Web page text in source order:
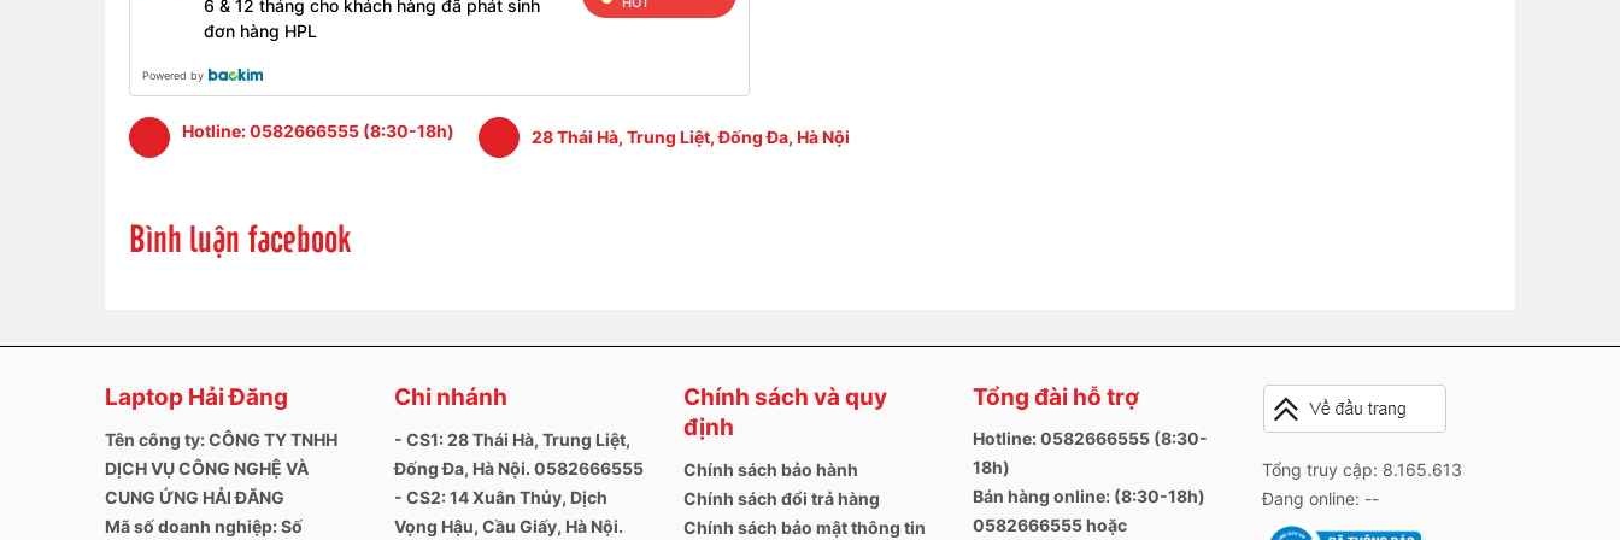
- Thời hạn bảo hành 6 tháng
- Trường hợp không nhận bảo hành: pin không còn nguyên vẹn, bị dính nước, không có hoặc rách tem bảo hành.
6 & 12 tháng cho khách hàng đã phát sinh
đơn hàng HPL
Powered by
Hotline:0582666555 (8:30-18h) 28 Thái Hà, Trung Liệt, Đống Đa, Hà Nội
Bình luận facebook
Laptop Hải Đăng
Tên công ty: CÔNG TY TNHH
DỊCH VỤ CÔNG NGHỆ VÀ
CUNG ỨNG HẢI ĐĂNG
Mã số doanh nghiệp: Số
Chi nhánh
- CS1: 28 Thái Hà, Trung Liệt,
Đống Đa, Hà Nội. 0582666555
- CS2: 14 Xuân Thủy, Dịch
Vọng Hậu, Cầu Giấy, Hà Nội.
Chính sách và quy
định
Chính sách bảo hành
Chính sách đổi trả hàng
Chính sách bảo mật thông tin
Tổng đài hỗ trợ
Hotline: 0582666555 (8:30-
18h)
Bán hàng online: (8:30-18h)
0582666555 hoặc
Tổng truy cập: 8.165.613
Đang online: --